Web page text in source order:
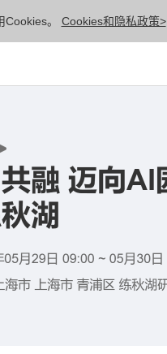
。 Cookies和隐私政策>